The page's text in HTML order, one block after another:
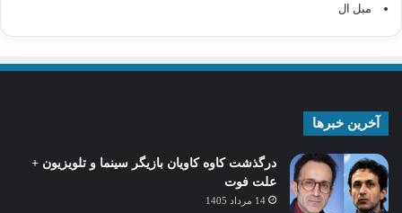
مبل ال
آخرین خبرها
درگذشت کاوه کاویان بازیگر سینما و تلویزیون +
علت فوت
14 مرداد 1405